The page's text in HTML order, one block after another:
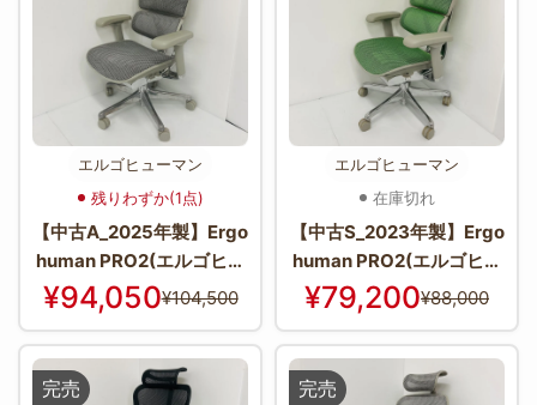
エルゴヒューマン
残りわずか(1点)
【中古A_2025年製】Ergo
human PRO2(エルゴヒュ
ーマン プロ2) EHP2-HAM
-DR-GY-WH
¥94,050¥104,500
エルゴヒューマン
在庫切れ
【中古S_2023年製】Ergo
human PRO2(エルゴヒュ
ーマン プロ2) EHP2-HAM
-GN(GYframe)
¥79,200¥88,000
完売 完売